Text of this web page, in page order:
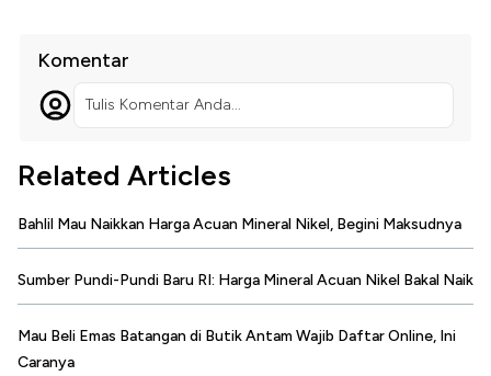
Komentar
Tulis Komentar Anda...
Related Articles
Bahlil Mau Naikkan Harga Acuan Mineral Nikel, Begini Maksudnya
Sumber Pundi-Pundi Baru RI: Harga Mineral Acuan Nikel Bakal Naik
Mau Beli Emas Batangan di Butik Antam Wajib Daftar Online, Ini
Caranya